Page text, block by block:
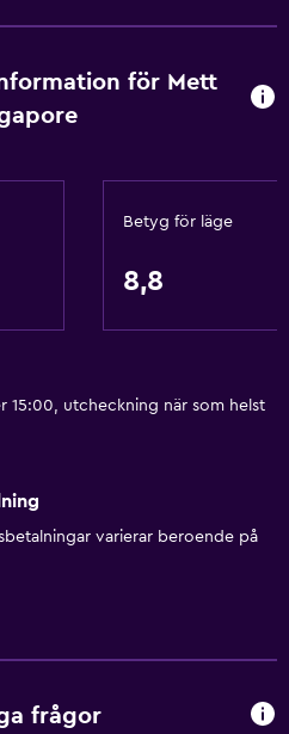
för Mett
Betyg för läge
8,8
15:00, utcheckning när som helst
varierar beroende på
frågor